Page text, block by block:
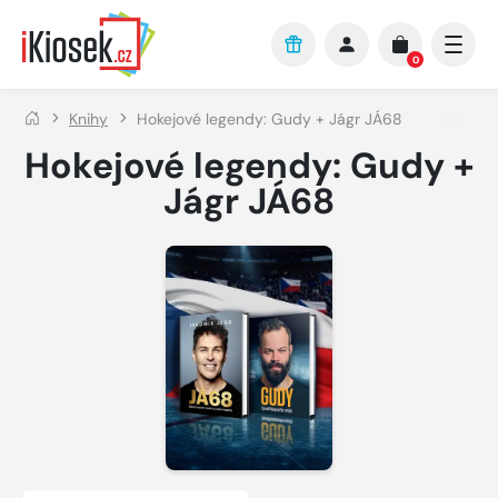
Přejít na hlavní obsah
0
Knihy Hokejové legendy: Gudy + Jágr JÁ68
Hokejové legendy: Gudy +
Jágr JÁ68